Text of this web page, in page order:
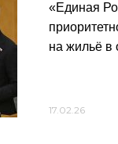
«Единая
на жильё в
17.02.26